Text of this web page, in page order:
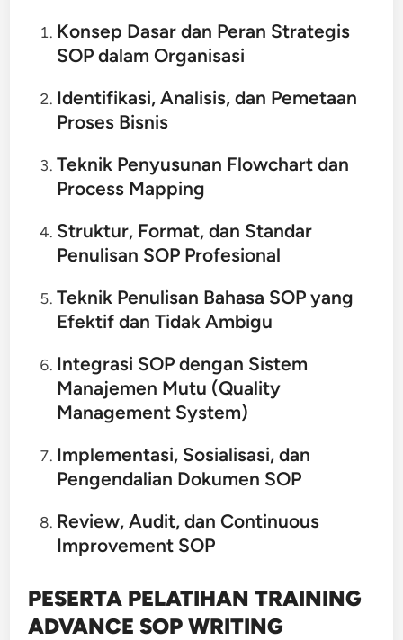
Konsep Dasar dan Peran Strategis
SOP dalam Organisasi
Identifikasi, Analisis, dan Pemetaan
Proses Bisnis
Teknik Penyusunan Flowchart dan
Process Mapping
Struktur, Format, dan Standar
Penulisan SOP Profesional
Teknik Penulisan Bahasa SOP yang
Efektif dan Tidak Ambigu
Integrasi SOP dengan Sistem
Manajemen Mutu (Quality
Management System)
Implementasi, Sosialisasi, dan
Pengendalian Dokumen SOP
Review, Audit, dan Continuous
Improvement SOP
PESERTA PELATIHAN TRAINING
ADVANCE SOP WRITING